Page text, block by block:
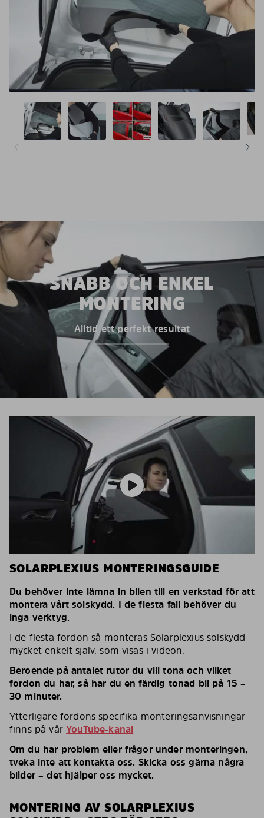
SNABB OCH ENKEL
MONTERING
Alltid ett perfekt resultat
SOLARPLEXIUS MONTERINGSGUIDE
Du behöver inte lämna in bilen till en verkstad för att
montera vårt solskydd. I de flesta fall behöver du
inga verktyg.
I de flesta fordon så monteras Solarplexius solskydd
mycket enkelt själv, som visas i videon.
Beroende på antalet rutor du vill tona och vilket
fordon du har, så har du en färdig tonad bil på 15 –
30 minuter.
Ytterligare fordons specifika monteringsanvisningar
finns på vårYouTube-kanal
Om du har problem eller frågor under monteringen,
tveka inte att kontakta oss. Skicka oss gärna några
bilder – det hjälper oss mycket.
MONTERING AV SOLARPLEXIUS